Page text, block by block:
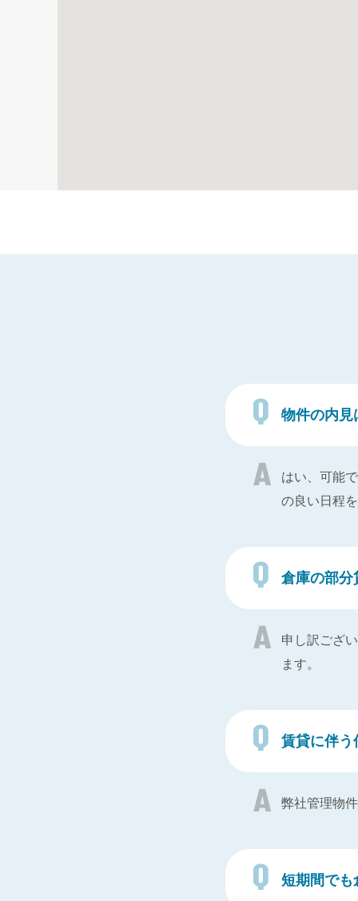
物件の内見
はい、可能
の良い日程
倉庫の部分
申し訳ござ
ます。
賃貸に伴う
弊社管理物
短期間でも